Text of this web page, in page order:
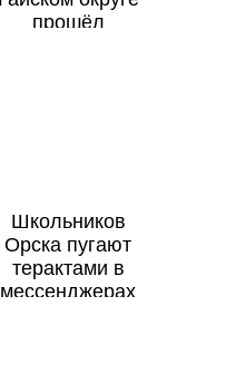
прошёл
Школьников
Орска пугают
терактами в
мессенджерах